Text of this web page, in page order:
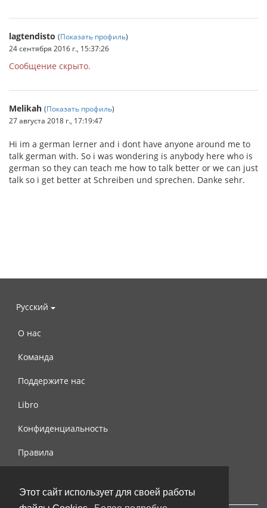
Этот сайт использует для своей работы
lagtendisto (Показать профиль)
24 сентября 2016 г., 15:37:26
Сообщение скрыто.
Melikah (Показать профиль)
27 августа 2018 г., 17:19:47
Hi im a german lerner and i dont have anyone around me to
talk german with. So i was wondering is anybody here who is
german so they can teach me how to talk better or we can just
talk so i get better at Schreiben und sprechen. Danke sehr.
Русский
О нас
Команда
Поддержите нас
Libro
Конфиденциальность
Правила